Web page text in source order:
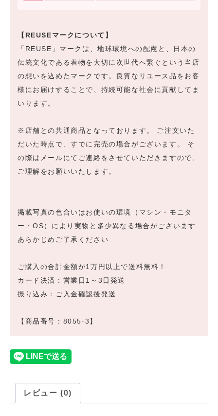
【REUSEマークについて】
「REUSE」マークは、地球環境への配慮と、日本の
伝統文化である着物を大切に次世代へ繋ぐという当店
の想いを込めたマークです。良質なリユース品をお客
様にお届けすることで、持続可能な社会に貢献してま
いります。
※店舗との共通商品となっております。 ご注文いた
だいた時点で、すでに完売の場合がございます。 そ
の際はメールにてご連絡をさせていただきますので、
ご理解をお願いいたします。
掲載写真の色合いはお使いの環境（マシン・モニタ
ー・OS）により実物と多少異なる場合がございます
あらかじめご了承ください
ご購入の合計金額が1万円以上で送料無料！
カード決済：営業日1～3日発送
振り込み：ご入金確認後発送
【商品番号：8055-3】
レビュー (0)